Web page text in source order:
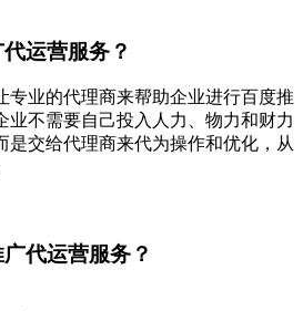
运营服务？
专业的代理商来帮助企业进行百度推
业不需要自己投入人力、物力和财力
是交给代理商来代为操作和优化，从
代运营服务？